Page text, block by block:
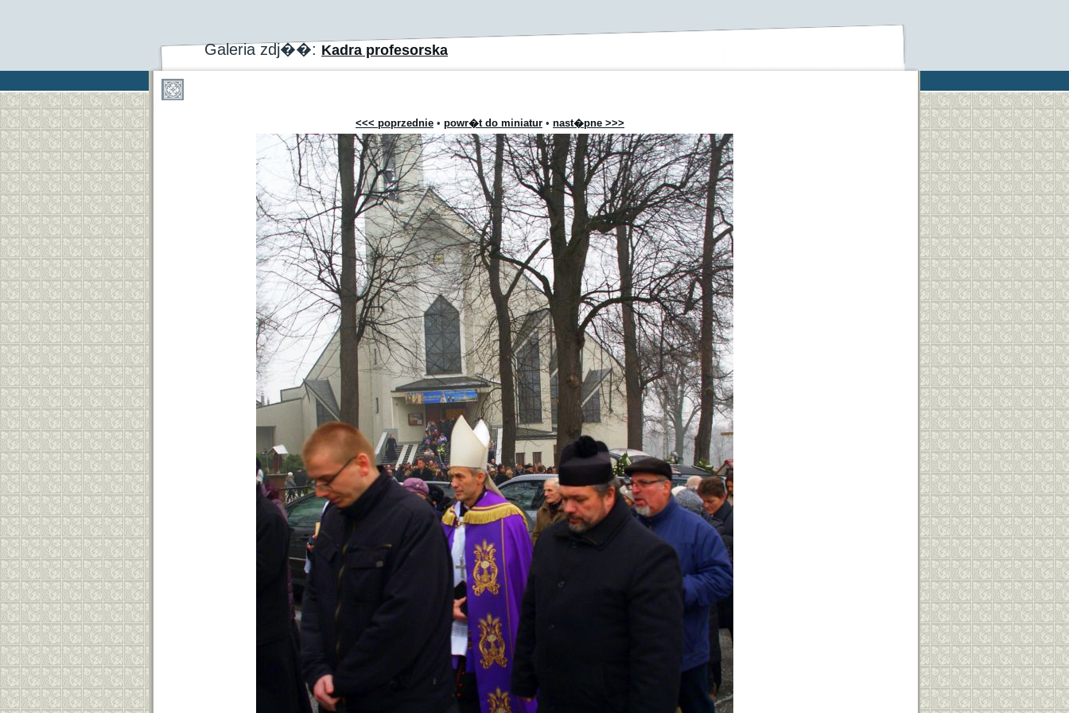
Galeria zdj��: Kadra profesorska
<<< poprzednie • powr�t do miniatur • nast�pne >>>